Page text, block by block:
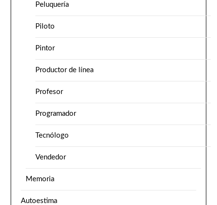
Peluquería
Piloto
Pintor
Productor de línea
Profesor
Programador
Tecnólogo
Vendedor
Memoria
Autoestima